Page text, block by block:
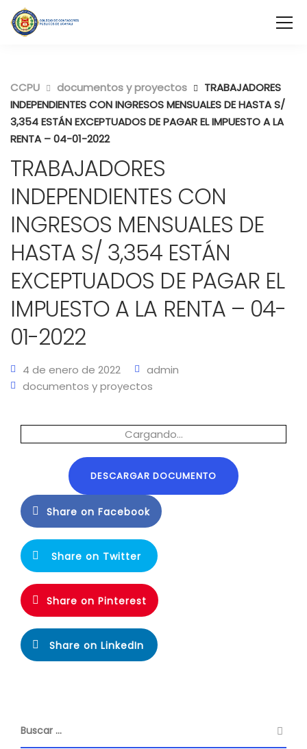
CCPU documentos y proyectos
TRABAJADORES
INDEPENDIENTES CON INGRESOS MENSUALES DE HASTA S/
3,354 ESTÁN EXCEPTUADOS DE PAGAR EL IMPUESTO A LA
RENTA – 04-01-2022
TRABAJADORES
INDEPENDIENTES CON
INGRESOS MENSUALES DE
HASTA S/ 3,354 ESTÁN
EXCEPTUADOS DE PAGAR EL
IMPUESTO A LA RENTA – 04-
01-2022
4 de enero de 2022
admin
documentos y proyectos
Cargando…
DESCARGAR DOCUMENTO
Share on Facebook
Share on Twitter
Share on Pinterest
Share on LinkedIn